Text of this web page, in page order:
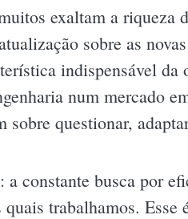
exaltam a riqueza
sobre as
indispensável da
num mercado
sobre questionar,
constante busca por
trabalhamos. Esse